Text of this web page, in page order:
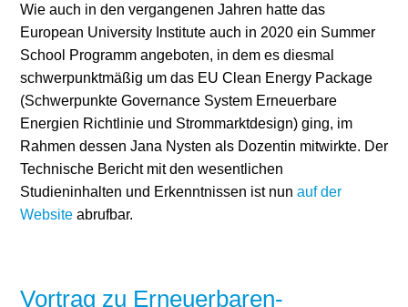
Wie auch in den vergangenen Jahren hatte das
European University Institute auch in 2020 ein Summer
School Programm angeboten, in dem es diesmal
schwerpunktmäßig um das EU Clean Energy Package
(Schwerpunkte Governance System Erneuerbare
Energien Richtlinie und Strommarktdesign) ging, im
Rahmen dessen Jana Nysten als Dozentin mitwirkte. Der
Technische Bericht mit den wesentlichen
Studieninhalten und Erkenntnissen ist nun auf der
Website abrufbar.
Vortrag zu Erneuerbaren-